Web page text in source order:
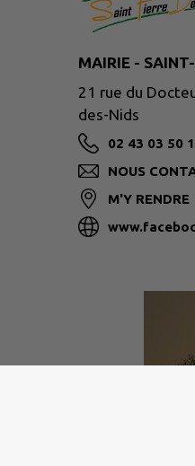
MAIRIE -
21 rue du
des-Nids
02 43 03 50
NOUS
M'Y RENDRE